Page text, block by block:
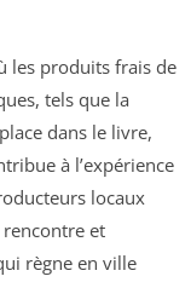
les produits frais de
tels que la
dans le livre,
à l’expérience
locaux
et
règne en ville